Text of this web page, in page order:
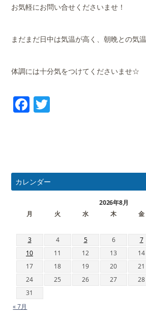
お気軽にお問い合せくださいませ！
まだまだ日中は気温が高く、朝晩との気
体調には十分気をつけてくださいませ☆
Facebook
カレンダー
2026年8月
月
火 水 木 金
3
4 5 6 7
10
11 12 13 14
17
18 19 20 21
24
25 26 27 28
31
« 7月